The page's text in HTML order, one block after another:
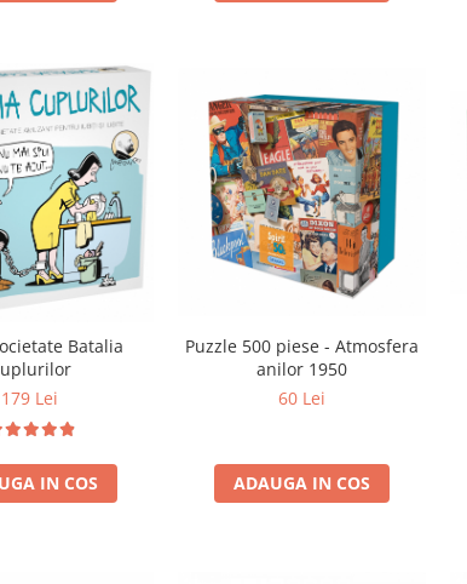
Batalia
179 Lei
IN COS
Puzzle 500 piese - Atmosfera
anilor 1950
60 Lei
ADAUGA IN COS